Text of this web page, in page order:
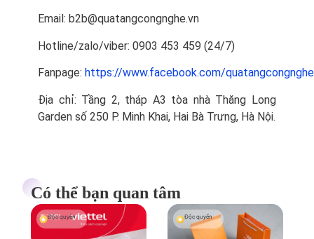
Email: b2b@quatangcongnghe.vn
Hotline/zalo/viber: 0903 453 459 (24/7)
Fanpage: https://www.facebook.com/
Địa chỉ: Tầng 2, tháp A3 tòa nhà Thăng Long
Garden số 250 P. Minh Khai, Hai Bà Trưng, Hà Nội.
Có thể bạn quan tâm
Độc quyền Độc quyền